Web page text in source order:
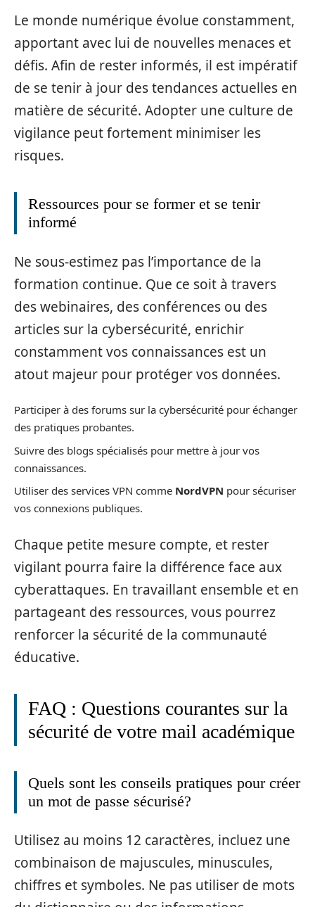
Le monde numérique évolue constamment,
apportant avec lui de nouvelles menaces et
défis. Afin de rester informés, il est impératif
de se tenir à jour des tendances actuelles en
matière de sécurité. Adopter une culture de
vigilance peut fortement minimiser les
risques.
Ressources pour se former et se tenir
informé
Ne sous-estimez pas l’importance de la
formation continue. Que ce soit à travers
des webinaires, des conférences ou des
articles sur la cybersécurité, enrichir
constamment vos connaissances est un
atout majeur pour protéger vos données.
Participer à des forums sur la cybersécurité pour échanger
des pratiques probantes.
Suivre des blogs spécialisés pour mettre à jour vos
connaissances.
Utiliser des services VPN comme NordVPN pour sécuriser
vos connexions publiques.
Chaque petite mesure compte, et rester
vigilant pourra faire la différence face aux
cyberattaques. En travaillant ensemble et en
partageant des ressources, vous pourrez
renforcer la sécurité de la communauté
éducative.
FAQ : Questions courantes sur la
sécurité de votre mail académique
Quels sont les conseils pratiques pour créer
un mot de passe sécurisé?
Utilisez au moins 12 caractères, incluez une
combinaison de majuscules, minuscules,
chiffres et symboles. Ne pas utiliser de mots